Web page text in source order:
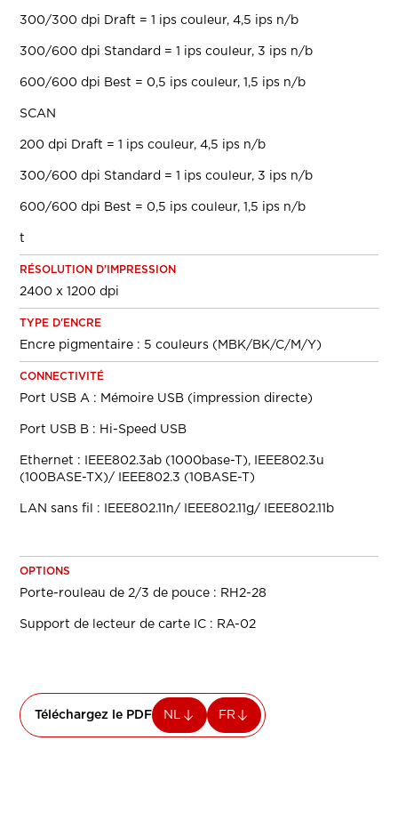
300/300 dpi Draft = 1 ips couleur, 4,5 ips n/b
300/600 dpi Standard = 1 ips couleur, 3 ips n/b
600/600 dpi Best = 0,5 ips couleur, 1,5 ips n/b
SCAN
200 dpi Draft = 1 ips couleur, 4,5 ips n/b
300/600 dpi Standard = 1 ips couleur, 3 ips n/b
600/600 dpi Best = 0,5 ips couleur, 1,5 ips n/b
t
RÉSOLUTION D'IMPRESSION
2400 x 1200 dpi
TYPE D'ENCRE
Encre pigmentaire : 5 couleurs (MBK/BK/C/M/Y)
CONNECTIVITÉ
Port USB A : Mémoire USB (impression directe)
Port USB B : Hi-Speed USB
Ethernet : IEEE802.3ab (1000base-T), IEEE802.3u
(100BASE-TX)/ IEEE802.3 (10BASE-T)
LAN sans fil : IEEE802.11n/ IEEE802.11g/ IEEE802.11b
OPTIONS
Porte-rouleau de 2/3 de pouce : RH2-28
Support de lecteur de carte IC : RA-02
Téléchargez le PDF NL FR